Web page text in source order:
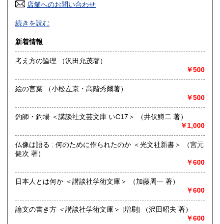
高知県 600円
佐賀県
熊本県 600円 大分県 600円
600円
沖縄県 600円
店舗へのお問い合わせ
-
沿線名：店舗営業なし
最寄駅：-
営業時間：-
定休日：-
書籍の買取について
取り扱い分野
哲学宗教、歴史、国語国文、外国文学、古書一般（その他）
続きを読む
新着情報
考え方の論理 （沢田允茂著）
￥500
絵の言葉 （小松左京・高階秀爾著）
￥500
釣師・釣場 ＜講談社文芸文庫 いC17＞ （井伏鱒二 著）
￥1,000
仏像は語る : 何のために作られたのか ＜光文社新書＞ （宮元
健次 著）
￥600
日本人とは何か ＜講談社学術文庫＞ （加藤周一 著）
￥600
論文の書き方 ＜講談社学術文庫＞ [増刷] （沢田昭夫 著）
￥600